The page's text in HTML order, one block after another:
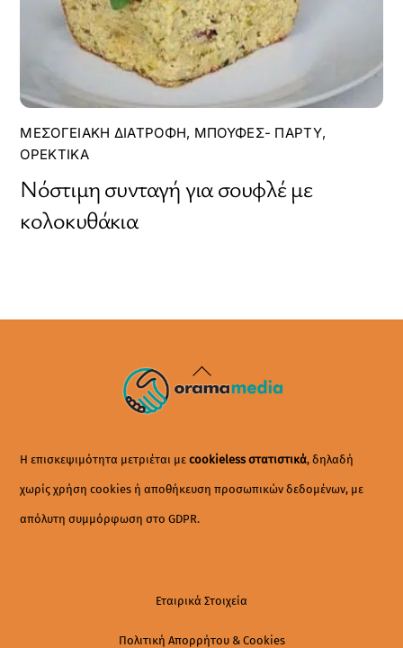
ΜΕΣΟΓΕΙΑΚΉ ΔΙΑΤΡΟΦΉ, ΜΠΟΥΦΈΣ- ΠΆΡΤΥ,
ΟΡΕΚΤΙΚΆ
Νόστιμη συνταγή για σουφλέ με
κολοκυθάκια
Back
To
Η επισκεψιμότητα μετριέται μεcookieless στατιστικά, δηλαδή
χωρίς χρήση cookies ή αποθήκευση προσωπικών δεδομένων, με
απόλυτη συμμόρφωση στο GDPR.
Εταιρικά Στοιχεία
Πολιτική Απορρήτου & Cookies